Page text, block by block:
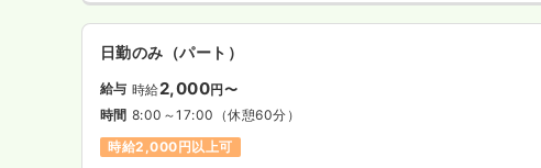
日勤のみ（パート）
給与 時給2,000円〜
時間 8:00～17:00 （休憩60分）
時給2,000円以上可